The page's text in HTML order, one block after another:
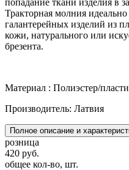
Тракторная молния
галантерейных изделий из
кожи, натурального или
брезента.
Материал : Полиэстер/
Производитель: Латвия
Полное описание и
розница
420 руб.
общее кол-во, шт.